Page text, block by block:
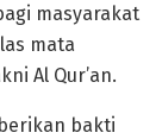
masyarakat
mata
Al Qur’an.
bakti